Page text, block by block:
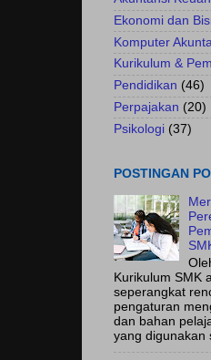
Ekonomi dan
Komputer
Kurikulum &
Pendidikan (46)
Perpajakan (20)
Psikologi (37)
POSTINGAN
Kurikulum SMK
seperangkat
pengaturan
dan bahan
yang digunakan